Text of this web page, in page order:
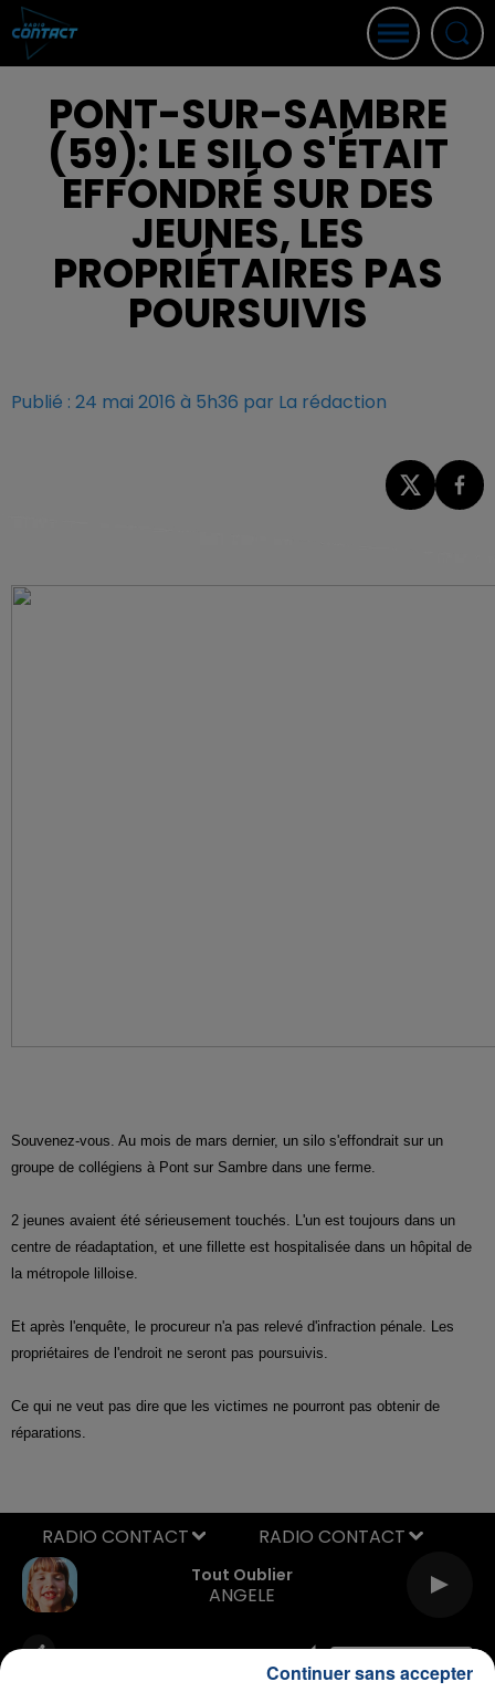
PONT-SUR-SAMBRE
(59): LE SILO S'ÉTAIT
EFFONDRÉ SUR DES
JEUNES, LES
PROPRIÉTAIRES PAS
POURSUIVIS
Publié : 24 mai 2016 à 5h36 par La rédaction
Souvenez-vous. Au mois de mars dernier, un silo s'effondrait sur un
groupe de collégiens à Pont sur Sambre dans une ferme.
2 jeunes avaient été sérieusement touchés. L'un est toujours dans un
centre de réadaptation, et une fillette est hospitalisée dans un hôpital de
la métropole lilloise.
Et après l'enquête, le procureur n'a pas relevé d'infraction pénale. Les
propriétaires de l'endroit ne seront pas poursuivis.
Ce qui ne veut pas dire que les victimes ne pourront pas obtenir de
réparations.
Tout Oublier
ANGELE
RADIO CONTACT
Continuer sans accepter